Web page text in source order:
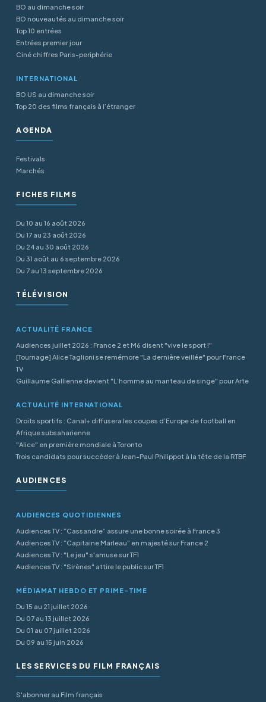
BO au dimanche soir
BO nouveautés au dimanche soir
Top 10 entrées
Entrées premier jour
Ciné chiffres Paris-periphérie
INTERNATIONAL
BO US au dimanche soir
Top 20 des films français à l’étranger
AGENDA
Festivals
Marchés
FICHES FILMS
Du 10 au 16 août 2026
Du 17 au 23 août 2026
Du 24 au 30 août 2026
Du 31 août au 6 septembre 2026
Du 7 au 13 septembre 2026
TÉLÉVISION
ACTUALITÉ FRANCE
Audiences juillet 2026 : France 2 et M6 disent "vive le sport !"
[Tournage] Alice Taglioni se remémore "La dernière veillée" pour France
TV
Guillaume Gallienne devient "L’homme au manteau de singe" pour Arte
ACTUALITÉ INTERNATIONAL
Droits sportifs : Canal+ diffusera les coupes d’Europe de football en
Afrique subsaharienne
"Alice" en première mondiale à Toronto
Trois candidats pour succéder à Jean-Paul Philippot à la tête de la RTBF
AUDIENCES
AUDIENCES QUOTIDIENNES
Audiences TV : “Cassandre” assure une bonne soirée à France 3
Audiences TV : “Capitaine Marleau” en majesté sur France 2
Audiences TV : "Le jeu" s'amuse sur TF1
Audiences TV : "Sirènes" attire le public sur TF1
MÉDIAMAT HEBDO ET PRIME-TIME
Du 15 au 21 juillet 2026
Du 07 au 13 juillet 2026
Du 01 au 07 juillet 2026
Du 09 au 15 juin 2026
LES SERVICES DU FILM FRANÇAIS
S'abonner au Film français